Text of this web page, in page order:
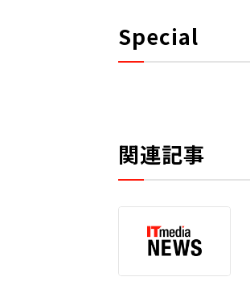
Special
関連記事